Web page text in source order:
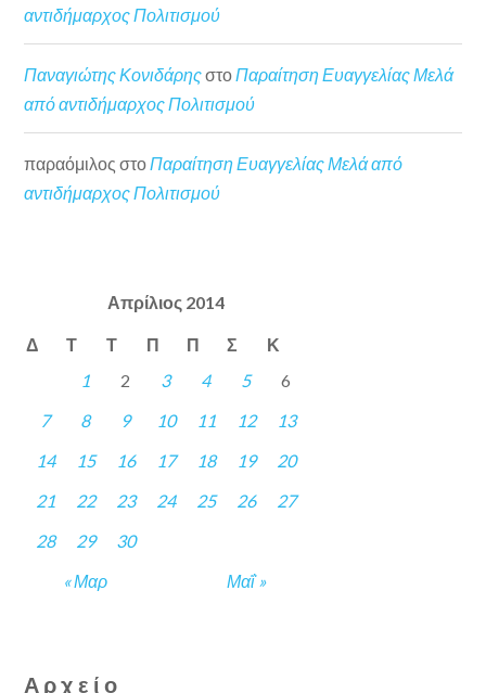
αντιδήμαρχος Πολιτισμού
Παναγιώτης Κονιδάρηςστο Παραίτηση Ευαγγελίας Μελά
από αντιδήμαρχος Πολιτισμού
παραόμιλος στοΠαραίτηση Ευαγγελίας Μελά από
αντιδήμαρχος Πολιτισμού
Απρίλιος 2014
Δ Τ Τ Π Π Σ Κ
« Μαρ Μαΐ »
1 2 3 4 5
6
7
8 9 10 11 12
13
14
15 16 17 18 19
20
21
22 23 24 25 26
27
28
29 30
Αρχείο